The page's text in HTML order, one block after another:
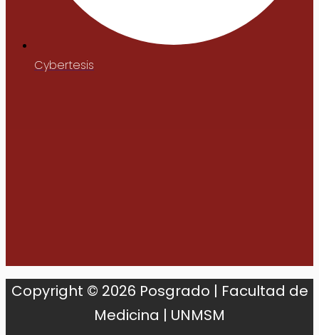
Cybertesis
Copyright © 2026 Posgrado | Facultad de
Medicina | UNMSM